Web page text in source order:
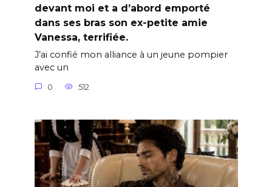
devant moi et a d’abord emporté
dans ses bras son ex-petite amie
Vanessa, terrifiée.
J’ai confié mon alliance à un jeune pompier
avec un
0 512